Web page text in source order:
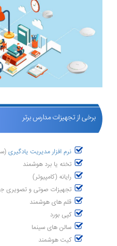
برخی از تجهیزات مدارس برتر
نرم افزار مدیریت یادگیری
تخته یا برد هوشمند
رایانه (کامپیوتر)
تجهیزات صوتی و تصویری
قلم های هوشمند
کپی بورد
سالن های سینما
کیت هوشمند